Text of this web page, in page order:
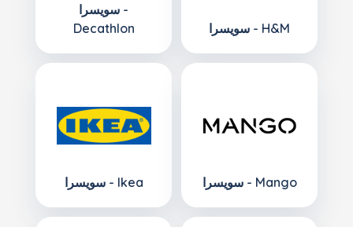
سويسرا -
Decathlon
سويسرا - H&M
سويسرا - Ikea سويسرا - Mango